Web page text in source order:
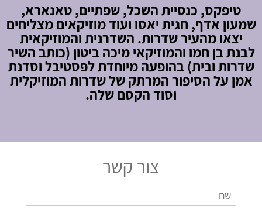
טיפקס, כנסיית השכל, שפתיים, טאנארא,
שמעון אדף, חגית יאסו ועוד מוזיקאים מצליחים
יצאו מהעיר שדרות. השדרנית והמוזיקאית
לבנת בן חמו והמוזיקאי מיכה ביטון (כותב השיר
שדרות ובית) בהופעה מיוחדת לפסטיבל וסדנת
אמן על הסיפור המרתק של שדרות המוזיקלית
וסוד הקסם שלה.
צור קשר